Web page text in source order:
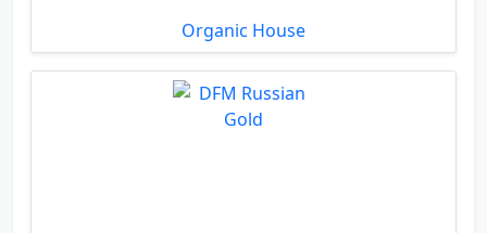
Organic House